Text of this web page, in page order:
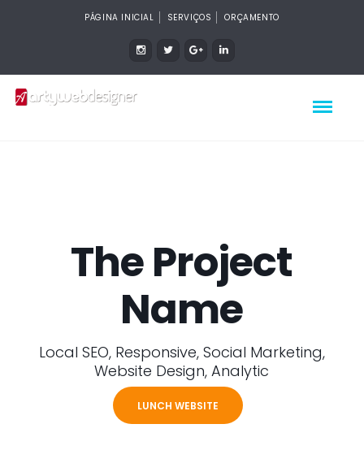
PÁGINA INICIAL SERVIÇOS ORÇAMENTO
The Project
Name
Local SEO, Responsive, Social Marketing,
Website Design, Analytic
LUNCH WEBSITE